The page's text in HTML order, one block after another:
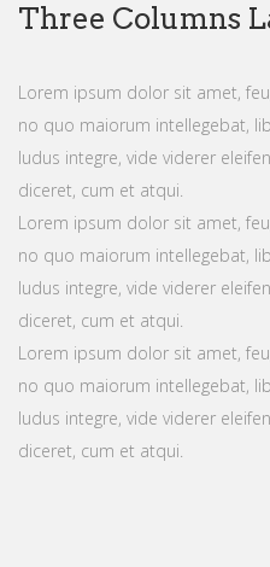
Three Columns
Lorem ipsum dolor sit amet,
no quo maiorum intellegebat,
ludus integre, vide viderer
diceret, cum et atqui.
Lorem ipsum dolor sit amet,
no quo maiorum intellegebat,
ludus integre, vide viderer
diceret, cum et atqui.
Lorem ipsum dolor sit amet,
no quo maiorum intellegebat,
ludus integre, vide viderer
diceret, cum et atqui.